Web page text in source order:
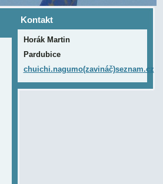
Kontakt
Horák Martin
Pardubice
chuichi.nagumo(zavináč)seznam.cz